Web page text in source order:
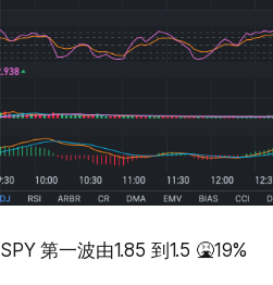
SPY 第一波由1.85 到1.5 🤮19%